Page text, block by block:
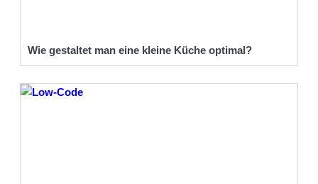
Wie gestaltet man eine kleine Küche optimal?